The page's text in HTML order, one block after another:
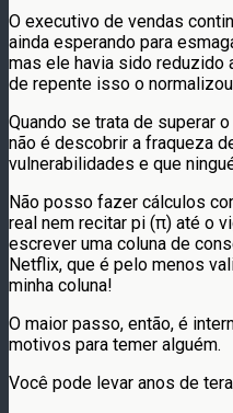
O executivo de vendas
ainda esperando para
mas ele havia sido reduzido
de repente isso o
Quando se trata de superar
não é descobrir a fraqueza
vulnerabilidades e que
Não posso fazer cálculos
real nem recitar pi (π) até o
escrever uma coluna de
Netflix, que é pelo menos
minha coluna!
O maior passo, então, é
motivos para temer alguém.
Você pode levar anos de